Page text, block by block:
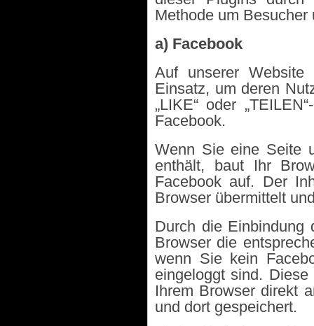
Methode um
a) Facebook
Auf unserer Website
Einsatz, um deren
„LIKE“ oder
Facebook.
Wenn Sie eine Seite
enthält, baut Ihr
Facebook auf. Der
Browser übermittelt
Durch die Einbindung
Browser die
wenn Sie kein
eingeloggt sind.
Ihrem Browser direkt
und dort gespeichert.